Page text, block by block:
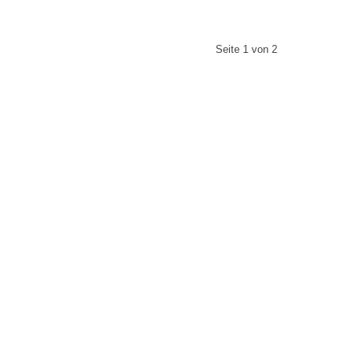
Seite 1 von 2